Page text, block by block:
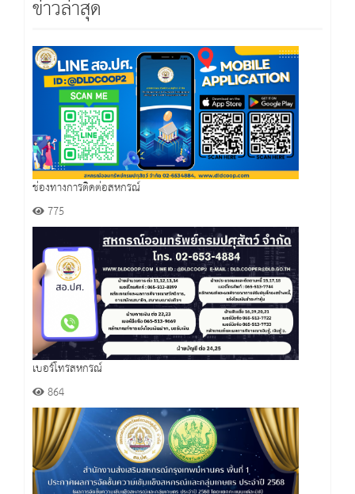
ข่าวล่าสุด
ช่องทางการติดต่อสหกรณ์
775
เบอร์โทรสหกรณ์
864